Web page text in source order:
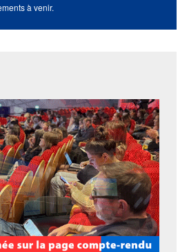
à venir.